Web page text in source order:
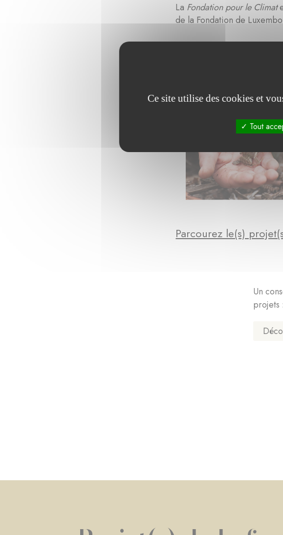
La Fondation pour le Climat
de la Fondation de
La mission de la
se concentre sur
désireuses de contribuer à
Parcourez le(s)
Un
projets :
Ce site utilise des cookies et
Tout